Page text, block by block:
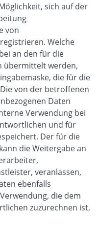
sich auf der
von
Welche
an den für die
übermittelt werden,
die für die
von der betroffenen
Daten
Verwendung bei
und für
Der für die
die Weitergabe an
veranlassen,
ebenfalls
die dem
zuzurechnen ist,